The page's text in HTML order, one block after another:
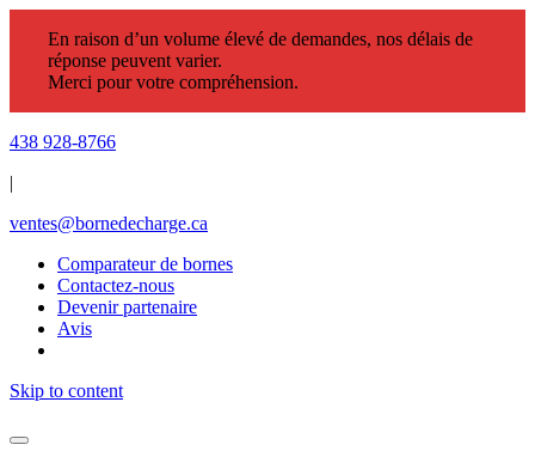
En raison d’un volume élevé de demandes, nos délais de
réponse peuvent varier.
Merci pour votre compréhension.
438 928-8766
|
ventes@bornedecharge.ca
Comparateur de bornes
Contactez-nous
Devenir partenaire
Avis
Skip to content